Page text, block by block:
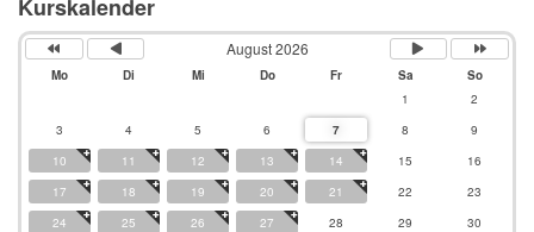
Kurskalender
August 2026
Mo Di Mi Do Fr Sa
So
1
2
3
4 5 6 7 8
9
10
11 12 13 14 15
16
17
18 19 20 21 22
23
24
25 26 27 28 29 30